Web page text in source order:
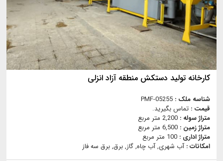
کارخانه تولید دستکش منطقه آزاد انزلی
شناسه ملک : PMF-05255
قیمت : تماس بگیرید.
متراژ سوله : 2,200 متر مربع
متراژ زمین : 6,500 متر مربع
متراژ اداری : 100 متر مربع
امکانات :آب شهری, آب چاه, گاز, برق, برق سه فاز